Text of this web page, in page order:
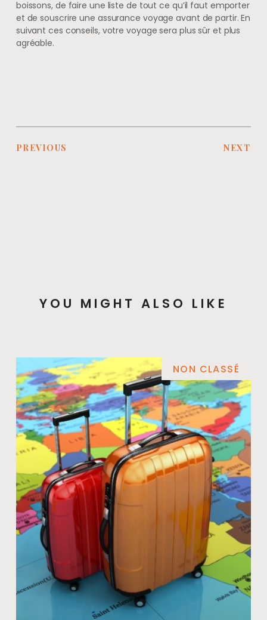
boissons, de faire une liste de tout ce qu’il faut emporter
et de souscrire une assurance voyage avant de partir. En
suivant ces conseils, votre voyage sera plus sûr et plus
agréable.
PREVIOUS NEXT
YOU MIGHT ALSO LIKE
NON CLASSÉ